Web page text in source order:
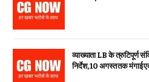
व्याख्याता LB के त्रुटिपूर्ण
निर्देश, 10 अगस्त तक मंगाई